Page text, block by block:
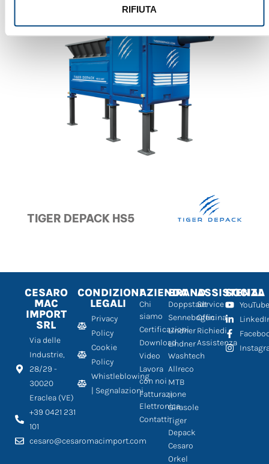
RIFIUTA
TIGER DEPACK HS5
CESARO
MAC
IMPORT
SRL
Via delle
Industrie,
28/29 -
30020
Eraclea (VE)
+39 0421 231
101
cesaro@cesaromacimport.com
CONDIZIONI
LEGALI
Privacy
Policy
Cookie
Policy
Whistleblowing
| Segnalazioni
AZIENDA
Chi
siamo
Certificazioni
Download
Video
Lavora
con noi
Fatturazione
Elettronica
Contatti
BRAND
Doppstadt
Sennebogen
Lindner
Lindner
Washtech
Allreco
MTB
Il
Girasole
Tiger
Depack
Cesaro
Orkel
ASSISTENZA
Service
Officina
Richiedi
Assistenza
SOCIAL